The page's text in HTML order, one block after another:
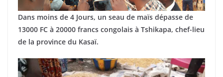
Dans moins de 4 Jours, un seau de maïs dépasse de
13000 FC à 20000 francs congolais à Tshikapa, chef-lieu
de la province du Kasaï.